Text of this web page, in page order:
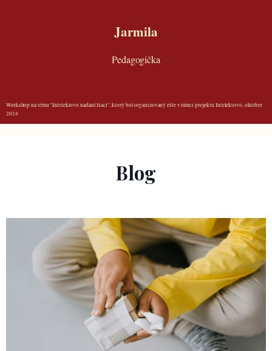
Jarmila
Pedagogička
Workshop na tému "Intelektovo nadaní žiaci", ktorý bol organizovaný ešte v rámci projektu Intelektovo, október
2024
Blog